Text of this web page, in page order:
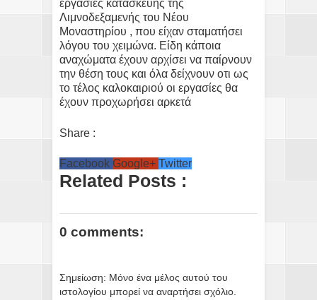
εργασίες κατασκευής της
Λιμνοδεξαμενής του Νέου
Μοναστηρίου , που είχαν σταματήσει
λόγου του χειμώνα. Είδη κάποια
αναχώματα έχουν αρχίσει να παίρνουν
την θέση τους και όλα δείχνουν οτι ως
το τέλος καλοκαιριού οι εργασίες θα
έχουν προχωρήσει αρκετά
Share :
Facebook Google+ Twitter
Related Posts :
0 comments:
Σημείωση: Μόνο ένα μέλος αυτού του
ιστολογίου μπορεί να αναρτήσει σχόλιο.